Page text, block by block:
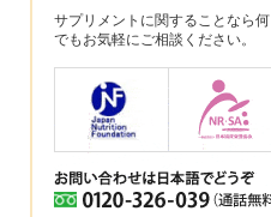
サプリメントに関することなら何
でもお気軽にご相談ください。